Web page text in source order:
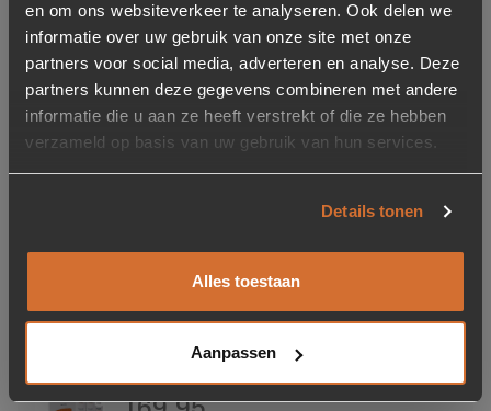
en om ons websiteverkeer te analyseren. Ook delen we
informatie over uw gebruik van onze site met onze
partners voor social media, adverteren en analyse. Deze
partners kunnen deze gegevens combineren met andere
informatie die u aan ze heeft verstrekt of die ze hebben
verzameld op basis van uw gebruik van hun services.
Details tonen
Alles toestaan
Aanpassen
Materiaal
Textiel
Bijzonderheden
Maat bank: 270 – 450 cm
109.95
Hoekbank of loungebank